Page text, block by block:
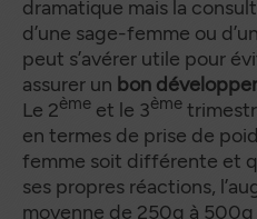
dramatique mais la
d’une sage-femme ou
peut s’avérer utile pour
assurer un bon
Le 2ème et le 3ème
en termes de prise de
femme soit différente et
ses propres réactions,
moyenne de 250g à 500g